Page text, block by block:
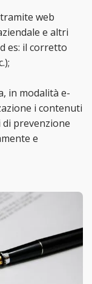
web
e altri
es: il corretto
in modalità e-
i contenuti
prevenzione
e